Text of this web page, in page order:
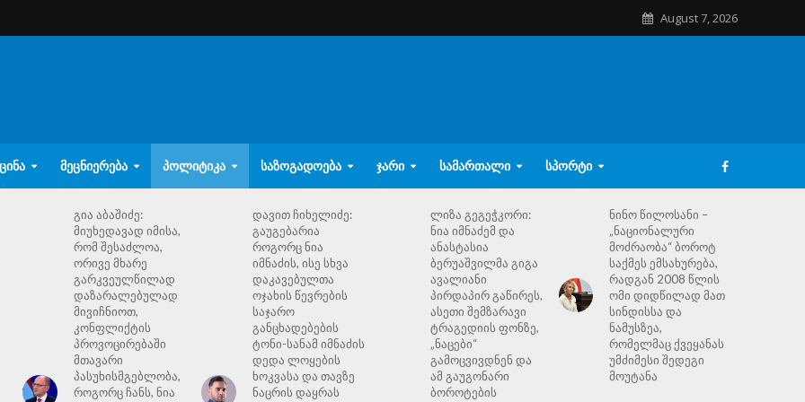
August 7, 2026
ᲛᲔᲪᲜᲘᲔᲠᲔᲑᲐ ᲞᲝᲚᲘᲢᲘᲙᲐ ᲡᲐᲖᲝᲒᲐᲓᲝᲔᲑᲐ ᲯᲐᲠᲘ ᲡᲐᲛᲐᲠᲗᲐᲚᲘ ᲡᲞᲝᲠᲢᲘ
გია აბაშიძე:
მიუხედავად იმისა,
რომ შესაძლოა,
ორივე მხარე
გარკვეულწილად
დაზარალებულად
მივიჩნიოთ,
კონფლიქტის
პროვოცირებაში
მთავარი
პასუხისმგებლობა,
როგორც ჩანს, ნია
დავით ჩიხელიძე:
გაუგებარია
როგორც ნია
იმნაძის, ისე სხვა
დაკავებულთა
ოჯახის წევრების
საჯარო
განცხადებების
ტონი-სანამ იმნაძის
დედა ლოყების
ხოკვასა და თავზე
ნაცრის დაყრას
ლიზა გეგეჭკორი:
ნია იმნაძემ და
ანასტასია
ბერუაშვილმა გიგა
ავალიანი
პირდაპირ გაწირეს,
ასეთი შემზარავი
ტრაგედიის ფონზე,
„ნაცები“
გამოცვივდნენ და
ამ გაუგონარი
ბოროტების
ნინო წილოსანი –
„ნაციონალური
მოძრაობა“ ბოროტ
საქმეს ემსახურება,
რადგან 2008 წლის
ომი დიდწილად მათ
სინდისსა და
ნამუსზეა,
რომელმაც ქვეყანას
უმძიმესი შედეგი
მოუტანა